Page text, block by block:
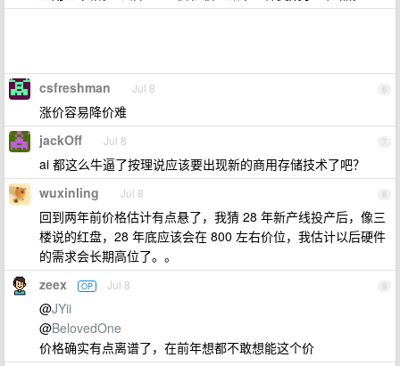
6
csfreshman Jul 8
涨价容易降价难
7
jackOff Jul 8
ai 都这么牛逼了按理说应该要出现新的商用存储技术了吧？
8
wuxinling Jul 8
回到两年前价格估计有点悬了，我猜 28 年新产线投产后，像三
楼说的红盘，28 年底应该会在 800 左右价位，我估计以后硬件
的需求会长期高位了。。
9
zeex OP Jul 8
@JYii
@BelovedOne
价格确实有点离谱了，在前年想都不敢想能这个价